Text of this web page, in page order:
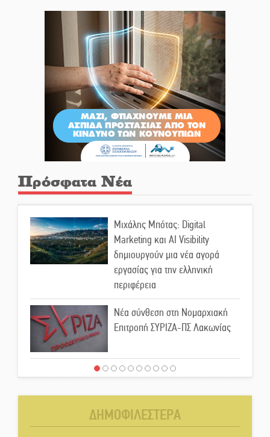
Πρόσφατα Νέα
Μιχάλης Μπότας: Digital
Marketing και AI Visibility
δημιουργούν μια νέα αγορά
εργασίας για την ελληνική
περιφέρεια
Νέα σύνθεση στη Νομαρχιακή
Επιτροπή ΣΥΡΙΖΑ-ΠΣ Λακωνίας
«Χάθηκε ένας από τους απλούς,
ανθρώπινο»
ΔΗΜΟΦΙΛΕΣΤΕΡΑ